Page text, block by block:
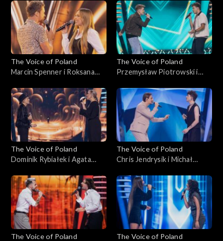
„The Voice of Poland”, Bitwy,
18 października 2025
Voice of Poland”, Bitwy, 18
października 2025
The Voice of Poland
Marcin Spenner i Roksana
„The Voice of Poland”, Bitwy,
18 października 2025
The Voice of Poland
Przemysław Piotrowski i
monet”; „The Voice of
Poland”, Bitwy, 18
października 2025
The Voice of Poland
Dominik Rybiałek i Agata
Ciebie”; „The Voice of
Poland”, Bitwy, 18
października 2025
The Voice of Poland
Chris Jendrysik i Michał
in the Mirror”; „The Voice of
Poland”, Bitwy, 18
października 2025
The Voice of Poland
The Voice of Poland